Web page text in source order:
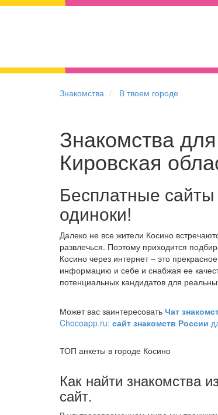
Знакомства В твоем городе
Знакомства
Кировская
Бесплатные
одиноки!
Далеко не все жители Косино
развлечься. Поэтому приходится
Косино через интернет – это
информацию и себе и снабжая ее
потенциальных кандидатов для
Может вас заинтересовать Чат
Chocoapp.ru: сайт знакомств России
ТОП анкеты в городе Косино
Как найти знакомства
сайт.